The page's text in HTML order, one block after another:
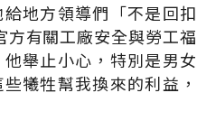
地方領導們「不是回扣
有關工廠安全與勞工福
舉止小心，特別是男女
犧牲幫我換來的利益，